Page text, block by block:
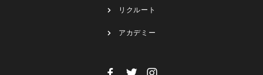
リクルート
アカデミー